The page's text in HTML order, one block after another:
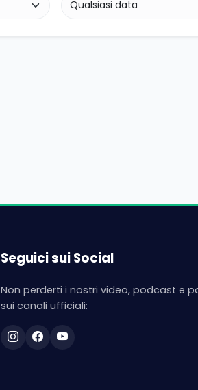
Seguici sui Social
Non perderti i nostri video, podcast e
sui canali ufficiali: